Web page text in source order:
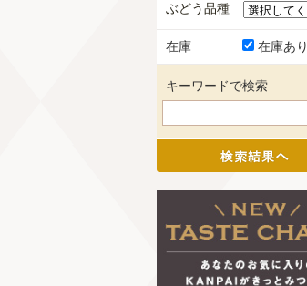
ぶどう品種
在庫 在庫あり
キーワードで検索